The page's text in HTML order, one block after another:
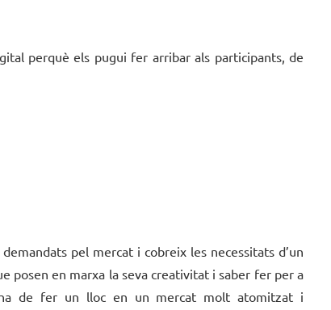
perquè els pugui fer arribar als participants, de
pel mercat i cobreix les necessitats d’un
posen en marxa la seva creativitat i saber fer per a
de fer un lloc en un mercat molt atomitzat i